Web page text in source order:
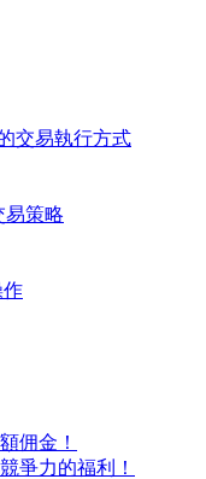
交易執行方式
易策略
作
佣金！
爭力的福利！